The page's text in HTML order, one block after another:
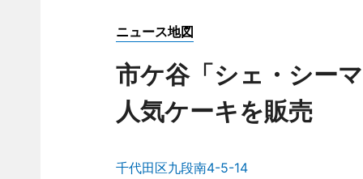
ニュース地図
市ケ谷「シェ・シー
人気ケーキを販売
千代田区九段南4-5-14